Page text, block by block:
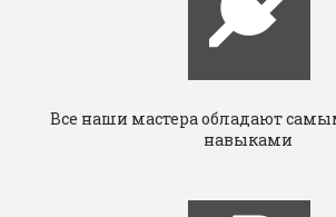
Все наши мастера обладают
навыками